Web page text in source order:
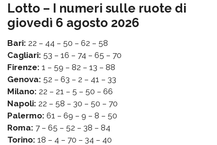
Lotto – I numeri sulle ruote di
giovedì 6 agosto 2026
Bari: 22 – 44 – 50 – 62 – 58
Cagliari: 53 – 16 – 74 – 65 – 70
Firenze: 1 – 59 – 82 – 13 – 88
Genova: 52 – 63 – 2 – 41 – 33
Milano: 22 – 21 – 5 – 50 – 66
Napoli: 22 – 58 – 30 – 50 – 70
Palermo: 61 – 69 – 9 – 8 – 50
Roma: 7 – 65 – 52 – 38 – 84
Torino: 18 – 4 – 70 – 34 – 40